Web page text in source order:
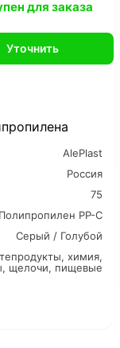
AlePlast
Россия
75
Полипропилен PP-C
Серый / Голубой
химия,
щелочи, пищевые
для заказа
Уточнить